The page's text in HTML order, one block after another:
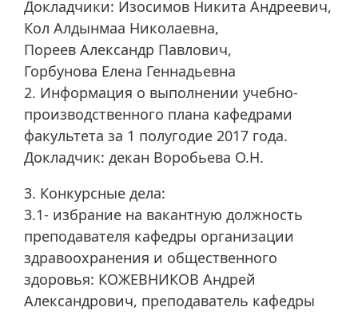
Докладчики: Изосимов Никита Андреевич,
Кол Алдынмаа Николаевна,
Пореев Александр Павлович,
Горбунова Елена Геннадьевна
2. Информация о выполнении учебно-
производственного плана кафедрами
факультета за 1 полугодие 2017 года.
Докладчик: декан Воробьева О.Н.
3. Конкурсные дела:
3.1- избрание на вакантную должность
преподавателя кафедры организации
здравоохранения и общественного
здоровья: КОЖЕВНИКОВ Андрей
Александрович, преподаватель кафедры